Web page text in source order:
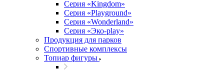
Серия «Kingdom»
Серия «Playground»
Серия «Wonderland»
Серия «Эко-play»
Продукция для парков
Спортивные комплексы
Топиар фигуры